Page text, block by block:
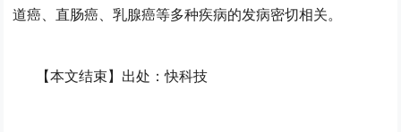
道癌、直肠癌、乳腺癌等多种疾病的发病密切相关。
【本文结束】出处：快科技